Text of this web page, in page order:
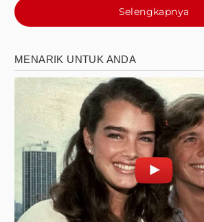
Selengkapnya